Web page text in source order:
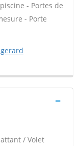
- Portes de
- Porte
/ Volet